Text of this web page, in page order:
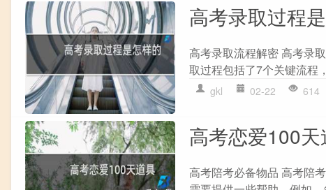
高考录取过程
高考录取流程解密 高考录
取过程包括了7个关键流程
gkl 02-22 614
高考恋爱100天
高考陪考必备物品 高考陪